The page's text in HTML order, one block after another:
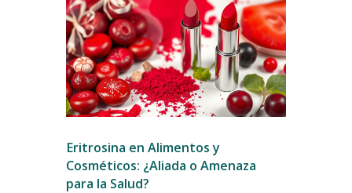
Eritrosina en Alimentos y
Cosméticos: ¿Aliada o Amenaza
para la Salud?